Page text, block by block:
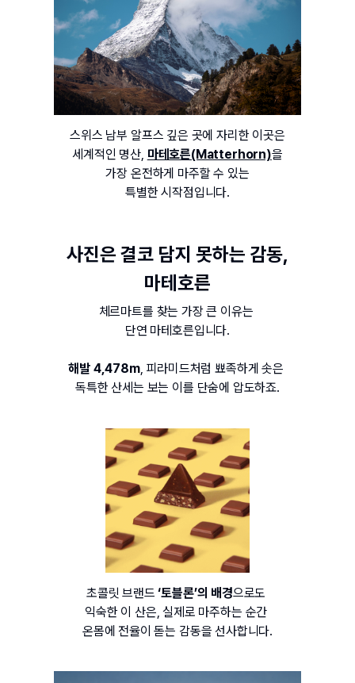
스위스 남부 알프스 깊은 곳에 자리한 이곳은
세계적인 명산, 마테호른(Matterhorn)을
가장 온전하게 마주할 수 있는
특별한 시작점입니다.
사진은 결코 담지 못하는 감동,
마테호른
체르마트를 찾는 가장 큰 이유는
단연 마테호른입니다.
해발 4,478m, 피라미드처럼 뾰족하게 솟은
독특한 산세는 보는 이를 단숨에 압도하죠.
초콜릿 브랜드 ‘토블론’의 배경으로도
익숙한 이 산은, 실제로 마주하는 순간
온몸에 전율이 돋는 감동을 선사합니다.